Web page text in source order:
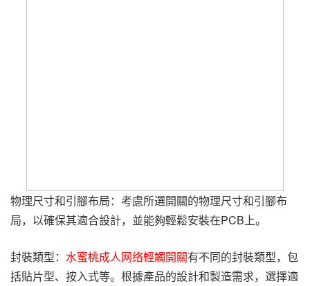
物理尺寸和引腳布局：考慮所選開關的物理尺寸和引腳布
局，以確保其適合設計，並能夠輕鬆安裝在PCB上。
封裝類型： 水蜜桃成人网络輕觸開關有不同的封裝類型，包
括貼片型、按入式等。根據產品的設計和製造需求，選擇適